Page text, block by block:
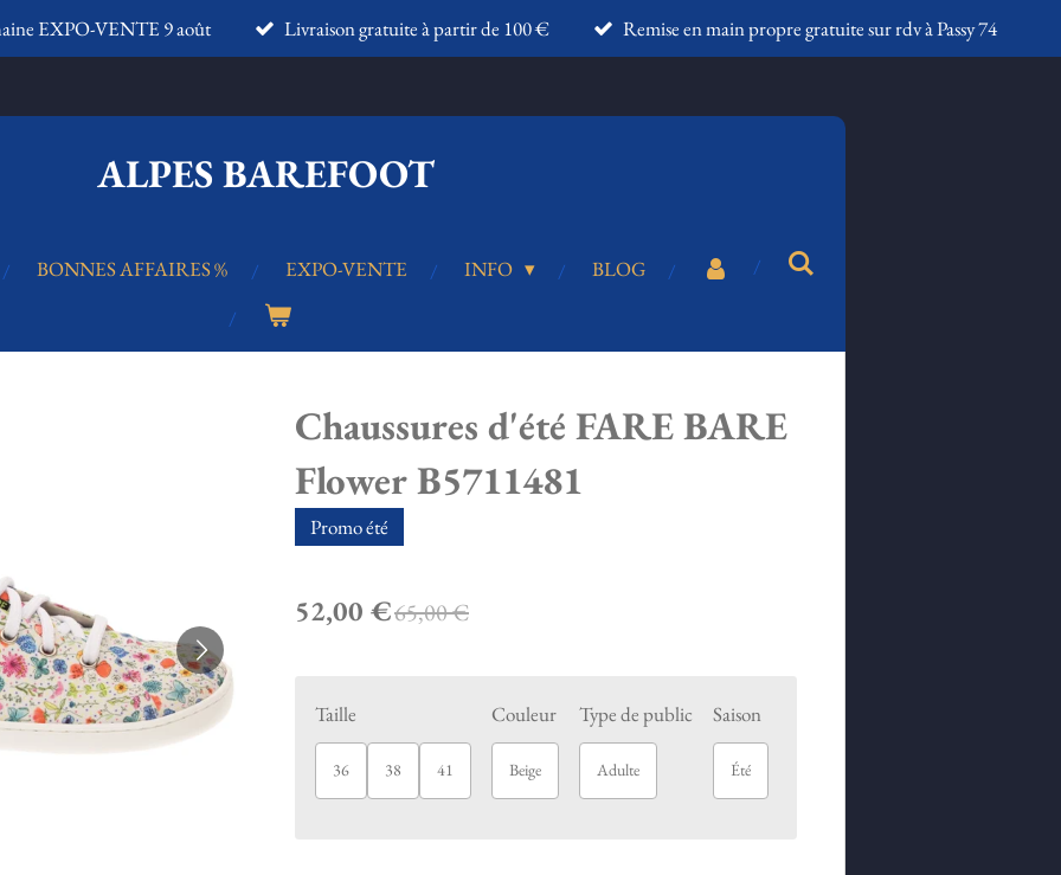
EXPO-VENTE 9 août Livraison gratuite à partir de 100 € Remise en main propre gratuite sur rdv à Passy 74
ALPES BAREFOOT
BONNES AFFAIRES % EXPO-VENTE INFO BLOG
Chaussures d'été FARE BARE
Flower B5711481
Promo été
52,00 €65,00 €
Taille
36 38 41
Couleur
Beige
Type de public
Adulte
Saison
Été